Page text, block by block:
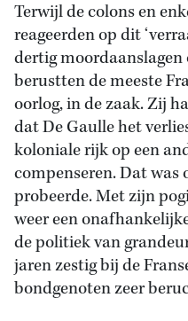
Terwijl de colons en
reageerden op dit
dertig moordaanslagen
berustten de meeste
oorlog, in de zaak. Zij
dat De Gaulle het
koloniale rijk op een
compenseren. Dat was
probeerde. Met zijn
weer een
de politiek van
jaren zestig bij de
bondgenoten zeer